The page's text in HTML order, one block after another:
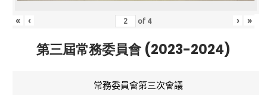
« ‹ of 4 › »
第三屆常務委員會 (2023-2024)
常務委員會第三次會議